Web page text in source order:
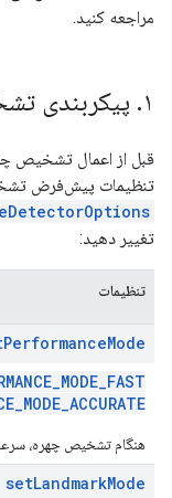
مراجعه کنید.
۱. پیکربندی
قبل از اعمال تشخیص
تنظیمات پیش‌فرض
تغییر دهید:
تنظیمات
هنگام تشخیص چهره،
setLandmarkMode